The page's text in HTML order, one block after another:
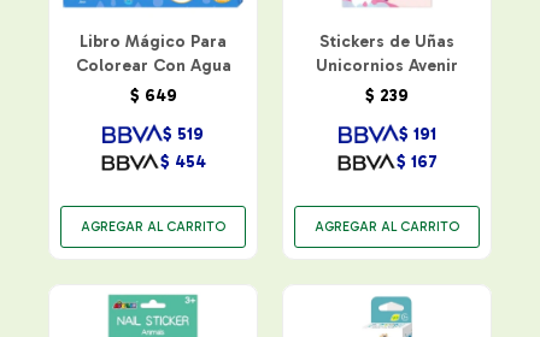
Libro Mágico Para
Colorear Con Agua
$ 649
$ 454
$ 519
Stickers de Uñas
Unicornios Avenir
$ 239
$ 167
$ 191